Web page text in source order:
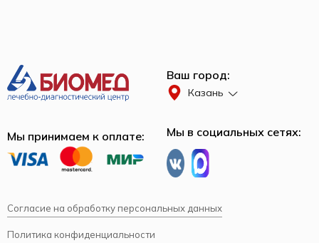
Ваш город:
Казань
Мы принимаем к оплате: Мы в социальных сетях:
Согласие на обработку персональных данных
Политика конфиденциальности